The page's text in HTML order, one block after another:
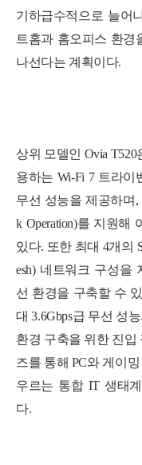
기하급수적으로 늘어
트홈과 홈오피스 환경
나선다는 계획이다.
상위 모델인 Ovia T520
용하는 Wi-Fi 7 트라이
무선 성능을 제공하며
k Operation)를 지원해
있다. 또한 최대 4개의
esh) 네트워크 구성을
선 환경을 구축할 수
대 3.6Gbps급 무선 성
환경 구축을 위한 진입
즈를 통해 PC와 게이
우르는 통합 IT 생태
다.